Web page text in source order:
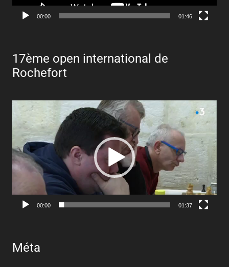
00:00 01:46
17ème open international de
Rochefort
Lecteur
vidéo
00:00 01:37
Méta